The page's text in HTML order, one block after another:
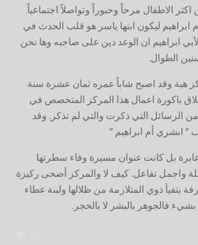
الاطفال مرحاً وحبوراً وتواصلاً اجتماعياً.
ابراهيم ليكون ابنها ياسر هو قلب الحدث في
ولأبي ابراهيم ان الوعد دين على صاحبه وها نحن
الطوال.
هبة وقد اصبح شاباً عمره ثمان عشرة سنة
باكورة اعمال هذا المركز المتخصص في
الرسائل التي ذكرت والتي لم تذكر. وقد
ابشري أم ابراهيم ”
بل كانت عنوان مسيرة وفاء سطرتها
واجمل تفاعل. كيف لا والمركز أضحى ركيزة
يتفيأ ذوي المتلازمة من ظلالها ولبنة عطاء
فالجوهر بالبشر لا بالحجر.